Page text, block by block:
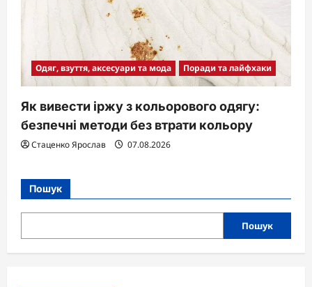
Одяг, взуття, аксесуари та мода Поради та лайфхаки
Як вивести іржу з кольорового одягу:
безпечні методи без втрати кольору
Стаценко Ярослав 07.08.2026
Пошук
Пошук